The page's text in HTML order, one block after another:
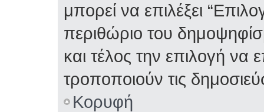
μπορεί να επιλέξει
περιθώριο του
και τέλος την επιλογή να
τροποποιούν τις
Κορυφή